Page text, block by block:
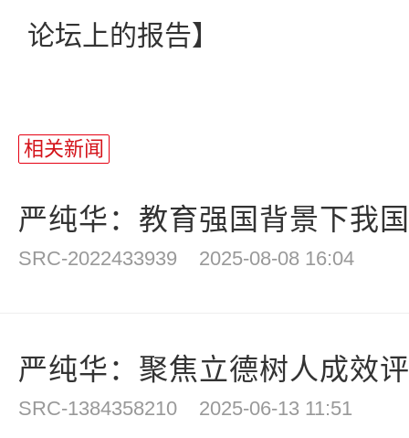
论坛上的报告】
相关新闻
严纯华：教育强国背景下我
SRC-2022433939 2025-08-08 16:04
严纯华：聚焦立德树人成效
SRC-1384358210 2025-06-13 11:51